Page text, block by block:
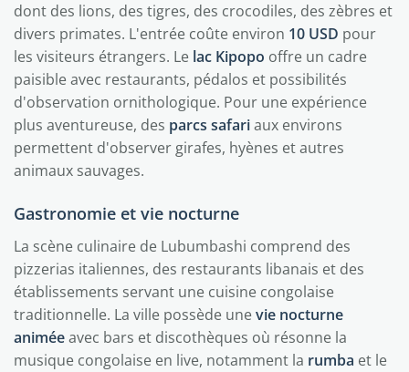
dont des lions, des tigres, des crocodiles, des zèbres et
divers primates. L'entrée coûte environ 10 USD pour
les visiteurs étrangers. Le lac Kipopo offre un cadre
paisible avec restaurants, pédalos et possibilités
d'observation ornithologique. Pour une expérience
plus aventureuse, des parcs safariaux environs
permettent d'observer girafes, hyènes et autres
animaux sauvages.
Gastronomie et vie nocturne
La scène culinaire de Lubumbashi comprend des
pizzerias italiennes, des restaurants libanais et des
établissements servant une cuisine congolaise
traditionnelle. La ville possède unevie nocturne
animéeavec bars et discothèques où résonne la
musique congolaise en live, notamment la rumba et le